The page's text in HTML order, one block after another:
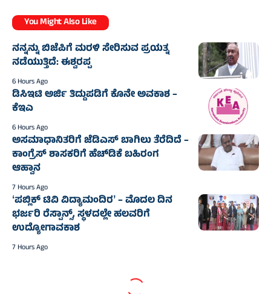
You Might Also Like
ನನ್ನನ್ನು ಬಿಜೆಪಿಗೆ ಮರಳಿ ಸೇರಿಸುವ ಪ್ರಯತ್ನ
ನಡೆಯುತ್ತಿದೆ: ಈಶ್ವರಪ್ಪ
6 Hours Ago
ಡಿಸಿಇಟಿ ಅರ್ಜಿ ತಿದ್ದುಪಡಿಗೆ ಕೊನೇ ಅವಕಾಶ –
ಕೆಇಎ
6 Hours Ago
ಅಸಮಾಧಾನಿತರಿಗೆ ಜೆಡಿಎಸ್‌‍ ಬಾಗಿಲು ತೆರೆದಿದೆ –
ಕಾಂಗ್ರೆಸ್‌‍ ಶಾಸಕರಿಗೆ ಹೆಚ್‌ಡಿಕೆ ಬಹಿರಂಗ
ಆಹ್ವಾನ
7 Hours Ago
ʻಪಬ್ಲಿಕ್‌ ಟಿವಿ ವಿದ್ಯಾಮಂದಿರʼ – ಮೊದಲ ದಿನ
ಭರ್ಜರಿ ರೆಸ್ಪಾನ್ಸ್‌, ಸ್ಥಳದಲ್ಲೇ ಹಲವರಿಗೆ
ಉದ್ಯೋಗಾವಕಾಶ
7 Hours Ago